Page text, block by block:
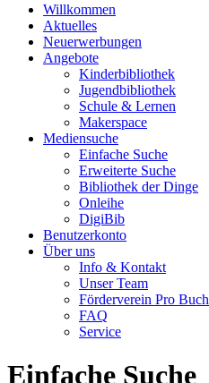
Willkommen
Aktuelles
Neuerwerbungen
Angebote
Kinderbibliothek
Jugendbibliothek
Schule & Lernen
Makerspace
Mediensuche
Einfache Suche
Erweiterte Suche
Bibliothek der Dinge
Onleihe
DigiBib
Benutzerkonto
Über uns
Info & Kontakt
Unser Team
Förderverein Pro Buch
FAQ
Service
Einfache Suche